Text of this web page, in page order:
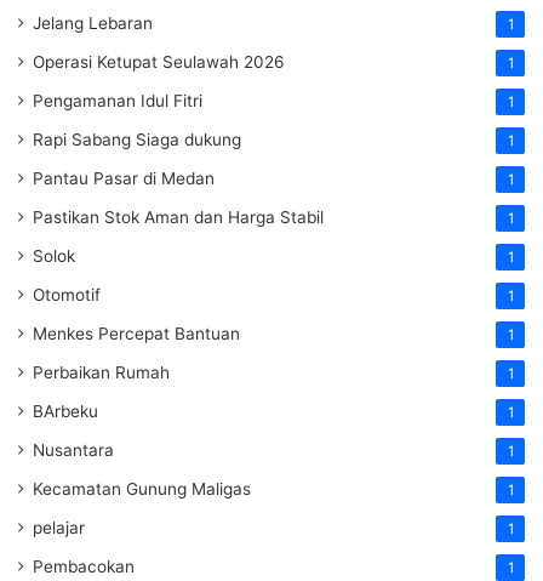
Jelang Lebaran 1
Operasi Ketupat Seulawah 2026 1
Pengamanan Idul Fitri 1
Rapi Sabang Siaga dukung 1
Pantau Pasar di Medan 1
Pastikan Stok Aman dan Harga Stabil 1
Solok 1
Otomotif 1
Menkes Percepat Bantuan 1
Perbaikan Rumah 1
BArbeku 1
Nusantara 1
Kecamatan Gunung Maligas 1
pelajar 1
Pembacokan 1